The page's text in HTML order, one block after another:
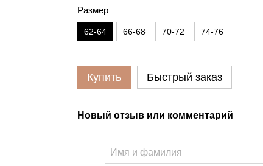
Размер
62-64 66-68 70-72 74-76
Купить Быстрый заказ
Новый отзыв или комментарий